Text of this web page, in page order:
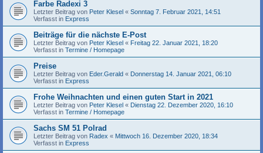
Farbe Radexi 3
Letzter Beitrag von Peter Klesel « Sonntag 7. Februar 2021, 14:51
Verfasst in Express
Beiträge für die nächste E-Post
Letzter Beitrag von Peter Klesel « Freitag 22. Januar 2021, 18:20
Verfasst in Termine / Homepage
Preise
Letzter Beitrag von Eder.Gerald « Donnerstag 14. Januar 2021, 06:10
Verfasst in Express
Frohe Weihnachten und einen guten Start in 2021
Letzter Beitrag von Peter Klesel « Dienstag 22. Dezember 2020, 16:10
Verfasst in Termine / Homepage
Sachs SM 51 Polrad
Letzter Beitrag von Radex « Mittwoch 16. Dezember 2020, 18:34
Verfasst in Express